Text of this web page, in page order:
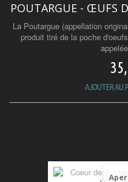
POUTARGUE - ŒUFS
La Poutargue (appellation
produit tiré de la poche
AJOUTER AU